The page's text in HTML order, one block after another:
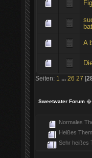
A
Seiten: 1 26 27 [
Sweetwater Forum �
Normales
Heißes
Sehr heißes